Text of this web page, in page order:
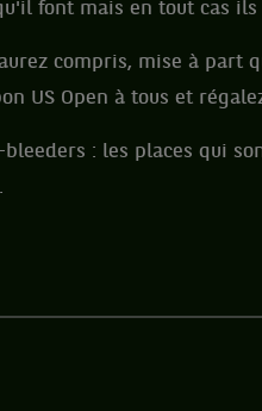
font mais en tout cas
compris, mise à part
US Open à tous et
bleeders : les places qui